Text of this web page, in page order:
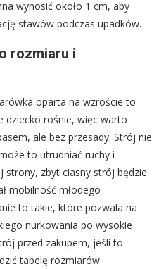
wynosić około 1 cm, aby
stawów podczas upadków.
rozmiaru i
oparta na wzroście to
dziecko rośnie, więc warto
ale bez przesady. Strój nie
to utrudniać ruchy i
strony, zbyt ciasny strój będzie
mobilność młodego
to takie, które pozwala na
nurkowania po wysokie
przed zakupem, jeśli to
tabelę rozmiarów